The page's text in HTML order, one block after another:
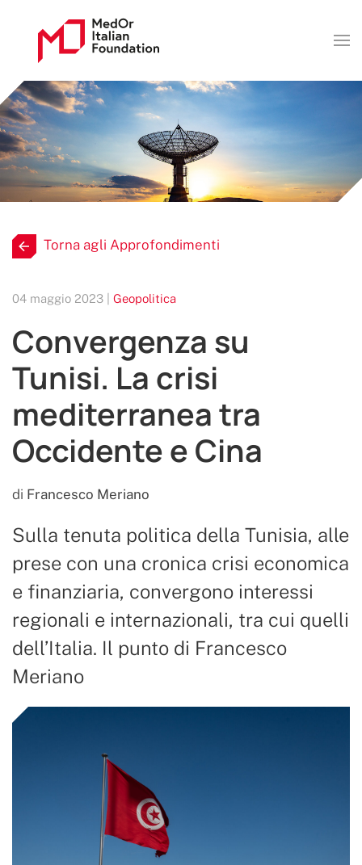
Torna agli Approfondimenti
04 maggio 2023 | Geopolitica
Convergenza su
Tunisi. La crisi
mediterranea tra
Occidente e Cina
di Francesco Meriano
Sulla tenuta politica della Tunisia, alle
prese con una cronica crisi economica
e finanziaria, convergono interessi
regionali e internazionali, tra cui quelli
dell’Italia. Il punto di Francesco
Meriano